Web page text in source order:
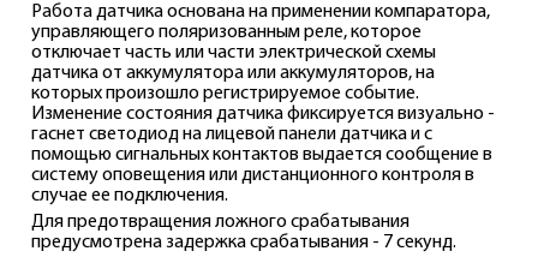
Работа датчика основана на применении компаратора,
управляющего поляризованным реле, которое
отключает часть или части электрической схемы
датчика от аккумулятора или аккумуляторов, на
которых произошло регистрируемое событие.
Изменение состояния датчика фиксируется визуально -
гаснет светодиод на лицевой панели датчика и с
помощью сигнальных контактов выдается сообщение в
систему оповещения или дистанционного контроля в
случае ее подключения.
Для предотвращения ложного срабатывания
предусмотрена задержка срабатывания - 7 секунд.